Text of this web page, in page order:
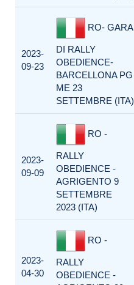
2023-
09-23
RO- GARA
DI RALLY
OBEDIENCE-
BARCELLONA PG
ME 23
SETTEMBRE (ITA)
2023-
09-09
RO -
RALLY
OBEDIENCE -
AGRIGENTO 9
SETTEMBRE
2023 (ITA)
2023-
04-30
RO -
RALLY
OBEDIENCE -